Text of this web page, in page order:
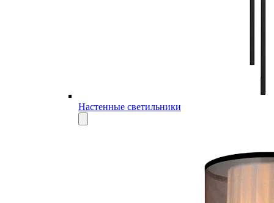
Настенные светильники